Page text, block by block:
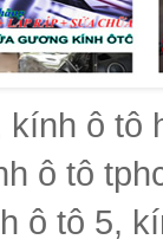
ô tô
ô tô
ô tô 5,